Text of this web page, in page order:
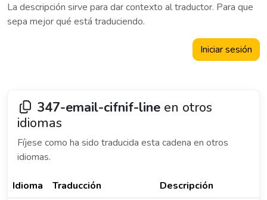
La descripción sirve para dar contexto al traductor. Para que
sepa mejor qué está traduciendo.
Iniciar sesión
347-email-cifnif-line en otros
idiomas
Fíjese como ha sido traducida esta cadena en otros
idiomas.
Idioma Traducción
Descripción